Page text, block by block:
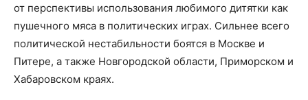
от перспективы использования любимого дитятки как
пушечного мяса в политических играх. Сильнее всего
политической нестабильности боятся в Москве и
Питере, а также Новгородской области, Приморском и
Хабаровском краях.